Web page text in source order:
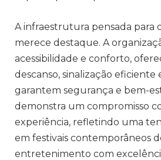
A infraestrutura pensada para
merece destaque. A
acessibilidade e conforto,
descanso, sinalização eficiente
garantem segurança e bem-
demonstra um compromisso
experiência, refletindo uma
em festivais contemporâneos
entretenimento com